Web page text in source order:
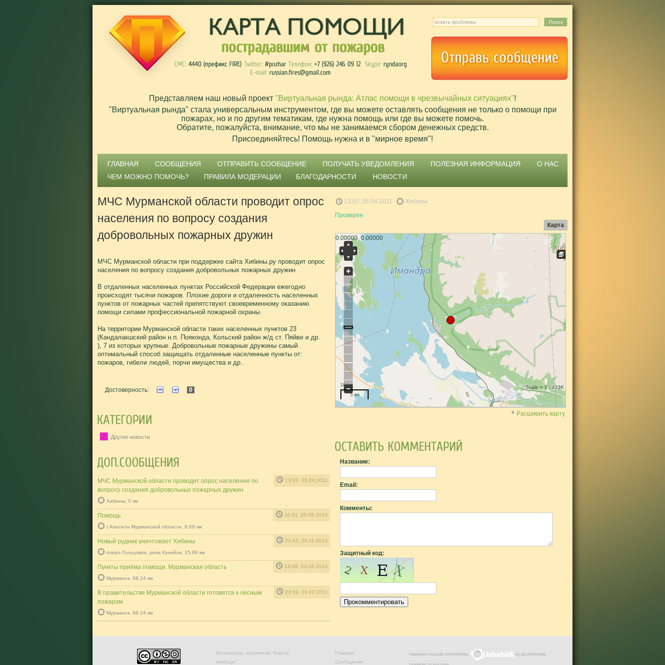
Представляем наш новый проект "Виртуальная рында: Атлас помощи в чрезвычайных ситуациях"!
"Виртуальная рында" стала универсальным инструментом, где вы можете оставлять сообщения не только о помощи при
пожарах, но и по другим тематикам, где нужна помощь или где вы можете помочь.
Обратите, пожалуйста, внимание, что мы не занимаемся сбором денежных средств.
Присоединяйтесь! Помощь нужна и в "мирное время"!
ГЛАВНАЯ СООБЩЕНИЯ ОТПРАВИТЬ СООБЩЕНИЕ ПОЛУЧАТЬ УВЕДОМЛЕНИЯ ПОЛЕЗНАЯ ИНФОРМАЦИЯ
О НАС
ЧЕМ МОЖНО ПОМОЧЬ?
ПРАВИЛА МОДЕРАЦИИ БЛАГОДАРНОСТИ НОВОСТИ
МЧС Мурманской области проводит опрос
населения по вопросу создания
добровольных пожарных дружин
МЧС Мурманской области при поддержке сайта Хибины.ру проводит опрос
населения по вопросу создания добровольных пожарных дружин
В отдаленных населенных пунктах Российской Федерации ежегодно
происходят тысячи пожаров. Плохие дороги и отдаленность населенных
пунктов от пожарных частей препятствуют своевременному оказанию
помощи силами профессиональной пожарной охраны.
На территории Мурманской области таких населенных пунктов 23
(Кандалакшский район н.п. Пояконда, Кольский район ж/д ст. Пяйве и др.
), 7 из которых крупные. Добровольные пожарные дружины самый
оптимальный способ защищать отдаленные населенные пункты от:
пожаров, гибели людей, порчи имущества и др..
Достоверность: 0
Другие новости
МЧС Мурманской области проводит опрос населения по
вопросу создания добровольных пожарных дружин
13:02, 05.04.2011
Хибины, 0 км
Помощь 20:51, 05.08.2010
г.Апатиты Мурманской области, 8.69 км
Новый рудник уничтожает Хибины 21:43, 26.11.2010
озеро Гольцовое, река Кунийок, 15.68 км
Пункты приёма помощи. Мурманская область 23:09, 23.08.2010
Мурманск, 88.24 км
В правительстве Мурманской области готовятся к лесным
пожарам
23:59, 19.02.2011
Мурманск, 88.24 км
13:02, 05.04.2011
Хибины
Проверен
Карта
0.00000, 0.00000
Scale = 1 : 433K
10 km
5 mi
Расширить карту
Название:
Email:
Комменты:
Защитный код:
Волонтеры, коллектив "Карты
помощи"
Главная
Сообщения
РАБОТАЕТ НА БАЗЕ ПЛАТФОРМЫ НА БЕСПЛАТНОМ